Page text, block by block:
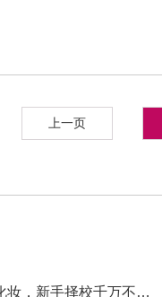
妆，新手择校千万不要
上一页